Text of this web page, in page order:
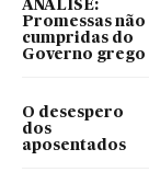
ANÁLISE:
Promessas não
cumpridas do
Governo grego
O desespero
dos
aposentados